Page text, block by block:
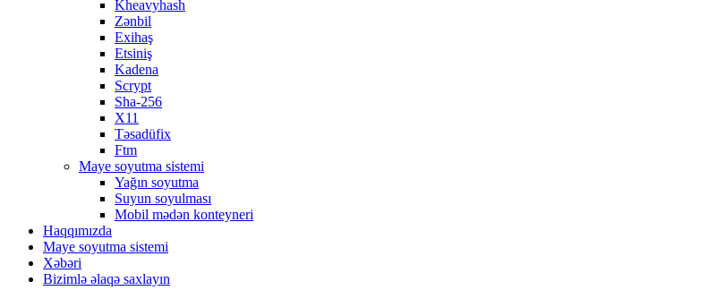
Kheavyhash
Zənbil
Exihaş
Etsiniş
Kadena
Scrypt
Sha-256
X11
Təsadüfix
Ftm
Maye soyutma sistemi
Yağın soyutma
Suyun soyulması
Mobil mədən konteyneri
Haqqımızda
Maye soyutma sistemi
Xəbəri
Bizimlə əlaqə saxlayın